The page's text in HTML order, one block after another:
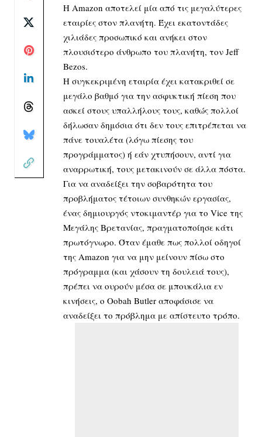
Η Amazon αποτελεί μία από τις μεγαλύτερες
εταιρίες στον πλανήτη. Έχει εκατοντάδες
χιλιάδες προσωπικό και ανήκει στον
πλουσιότερο άνθρωπο του πλανήτη, τον Jeff
Bezos.
Η συγκεκριμένη εταιρία έχει κατακριθεί σε
μεγάλο βαθμό για την ασφυκτική πίεση που
ασκεί στους υπαλλήλους τους, καθώς πολλοί
δήλωσαν δημόσια ότι δεν τους επιτρέπεται να
πάνε τουαλέτα (λόγω πίεσης του
προγράμματος) ή εάν χτυπήσουν, αντί για
αναρρωτική, τους μετακινούν σε άλλα πόστα.
Για να αναδείξει την σοβαρότητα του
προβλήματος τέτοιων συνθηκών εργασίας,
ένας δημιουργός ντοκιμαντέρ για το Vice της
Μεγάλης Βρετανίας, πραγματοποίησε κάτι
πρωτόγνωρο. Όταν έμαθε πως πολλοί οδηγοί
της Amazon για να μην μείνουν πίσω στο
πρόγραμμα (και χάσουν τη δουλειά τους),
πρέπει να ουρούν μέσα σε μπουκάλια εν
κινήσεις, ο Oobah Butler αποφάσισε να
αναδείξει το πρόβλημα με απίστευτο τρόπο.